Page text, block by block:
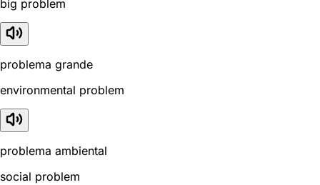
big problem
problema grande
environmental problem
problema ambiental
social problem